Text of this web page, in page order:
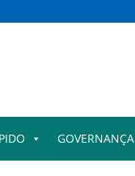
GOVERNANÇA